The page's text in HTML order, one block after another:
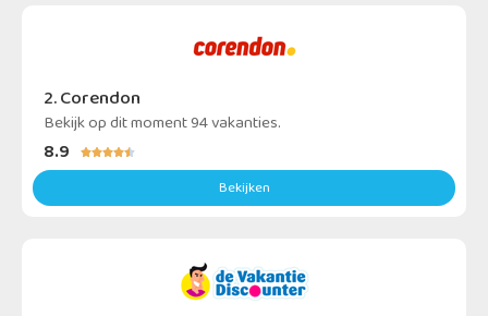
2. Corendon
Bekijk op dit moment 94 vakanties.
8.9 
Bekijken